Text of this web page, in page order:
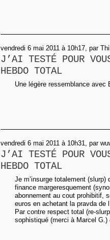
vendredi 6 mai 2011 à 10h17, par
J’AI TESTÉ POUR
HEBDO TOTAL
Une légère ressemblance avec
vendredi 6 mai 2011 à 10h31, par
J’AI TESTÉ POUR
HEBDO TOTAL
Je m’insurge totalement (slurp)
finance margeresquement
abonnement au cout prohibitif,
euros en achetant la pravda de
Par contre respect total (re-
sophistiqué (merci à Marcel